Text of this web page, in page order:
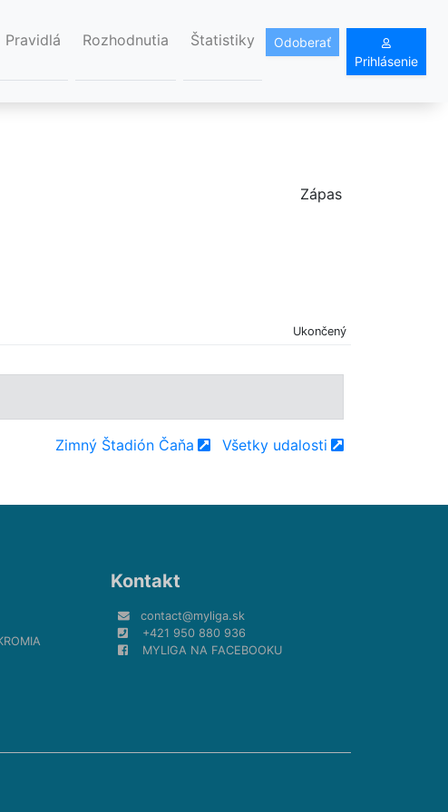
Pravidlá Rozhodnutia Štatistiky
Odoberať
Prihlásenie
Zápas
Ukončený
Zimný Štadión Čaňa Všetky udalosti
Kontakt
contact@myliga.sk
+421 950 880 936
MYLIGA NA FACEBOOKU